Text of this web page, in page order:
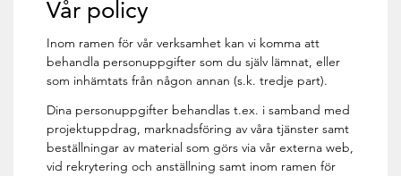
Vår policy
Inom ramen för vår verksamhet kan vi komma att
behandla personuppgifter som du själv lämnat, eller
som inhämtats från någon annan (s.k. tredje part).
Dina personuppgifter behandlas t.ex. i samband med
projektuppdrag, marknadsföring av våra tjänster samt
beställningar av material som görs via vår externa web,
vid rekrytering och anställning samt inom ramen för